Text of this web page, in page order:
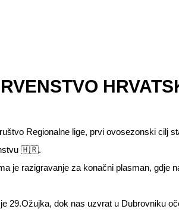
Regionalne lige, prvi ovosezonski cilj
🇭🇷.
je razigravanje za konačni plasman, gdje
29.Ožujka, dok nas uzvrat u Dubrovniku